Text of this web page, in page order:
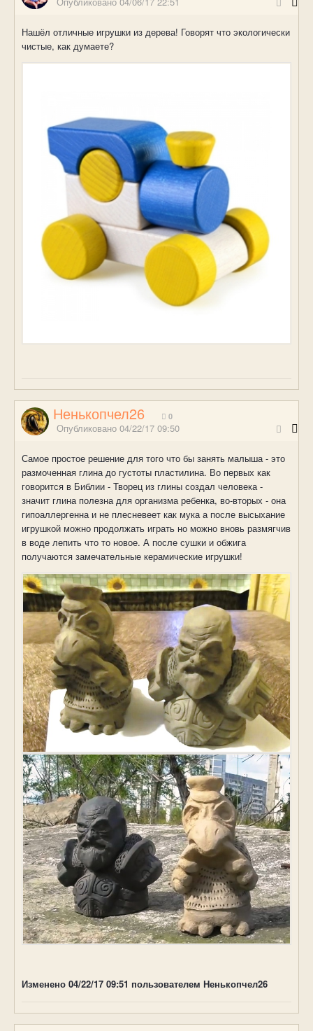
Нашёл отличные игрушки из дерева! Говорят что экологически
чистые, как думаете?
Ненькопчел26 0
Опубликовано 04/22/17 09:50
Самое простое решение для того что бы занять малыша - это
размоченная глина до густоты пластилина. Во первых как
говорится в Библии - Творец из глины создал человека -
значит глина полезна для организма ребенка, во-вторых - она
гипоаллергенна и не плесневеет как мука а после высыхание
игрушкой можно продолжать играть но можно вновь размягчив
в воде лепить что то новое. А после сушки и обжига
получаются замечательные керамические игрушки!
Изменено 04/22/17 09:51 пользователем Ненькопчел26